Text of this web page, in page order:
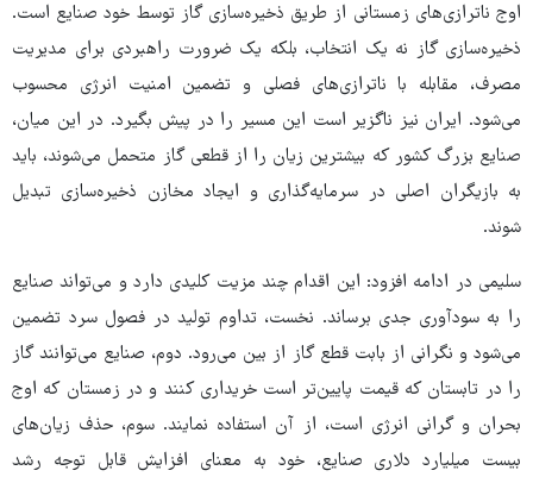
اوج ناترازی‌های زمستانی از طریق ذخیره‌سازی گاز توسط خود صنایع است.
ذخیره‌سازی گاز نه یک انتخاب، بلکه یک ضرورت راهبردی برای مدیریت
مصرف، مقابله با ناترازی‌های فصلی و تضمین امنیت انرژی محسوب
می‌شود. ایران نیز ناگزیر است این مسیر را در پیش بگیرد. در این میان،
صنایع بزرگ کشور که بیشترین زیان را از قطعی گاز متحمل می‌شوند، باید
به بازیگران اصلی در سرمایه‌گذاری و ایجاد مخازن ذخیره‌سازی تبدیل
شوند.
سلیمی در ادامه افزود: این اقدام چند مزیت کلیدی دارد و می‌تواند صنایع
را به سودآوری جدی برساند. نخست، تداوم تولید در فصول سرد تضمین
می‌شود و نگرانی از بابت قطع گاز از بین می‌رود. دوم، صنایع می‌توانند گاز
را در تابستان که قیمت پایین‌تر است خریداری کنند و در زمستان که اوج
بحران و گرانی انرژی است، از آن استفاده نمایند. سوم، حذف زیان‌های
بیست میلیارد دلاری صنایع، خود به معنای افزایش قابل توجه رشد